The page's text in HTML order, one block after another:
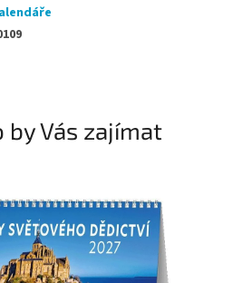
by Vás zajímat